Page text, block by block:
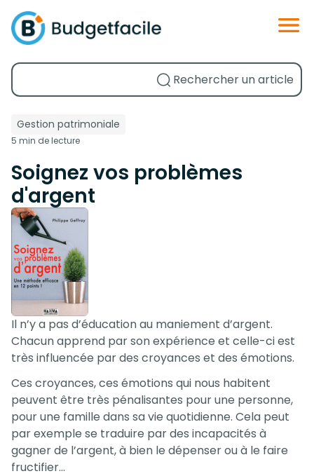
Gestion patrimoniale
5 min de lecture
Soignez vos problèmes
d'argent
Il n’y a pas d’éducation au maniement d’argent.
Chacun apprend par son expérience et celle-ci est
très influencée par des croyances et des émotions.
Ces croyances, ces émotions qui nous habitent
peuvent être très pénalisantes pour une personne,
pour une famille dans sa vie quotidienne. Cela peut
par exemple se traduire par des incapacités à
gagner de l’argent, à bien le dépenser ou à le faire
fructifier…